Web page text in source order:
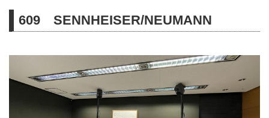
609 SENNHEISER/NEUMANN